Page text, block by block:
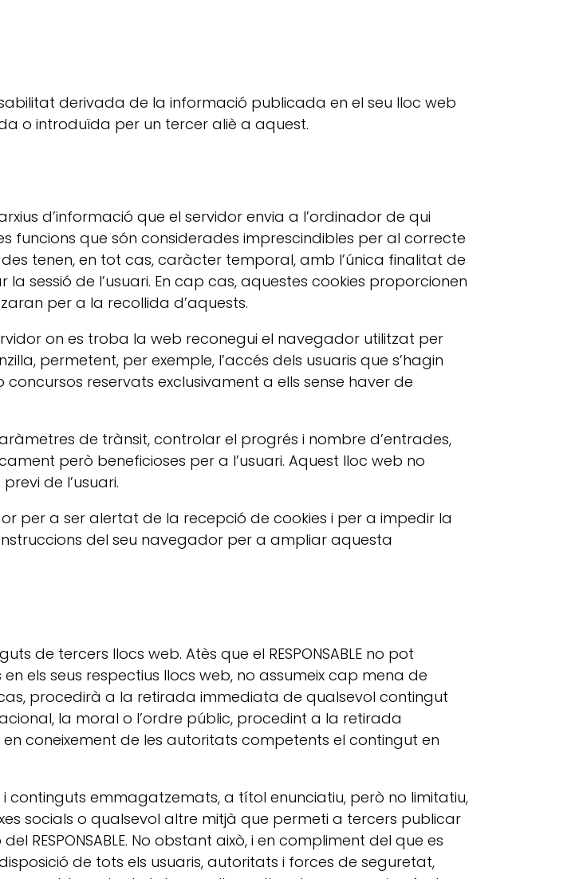
derivada de la informació publicada en el seu lloc web
o introduïda per un tercer aliè a aquest.
d’informació que el servidor envia a l’ordinador de qui
que són considerades imprescindibles per al correcte
tenen, en tot cas, caràcter temporal, amb l’única finalitat de
sessió de l’usuari. En cap cas, aquestes cookies proporcionen
per a la recollida d’aquests.
on es troba la web reconegui el navegador utilitzat per
permetent, per exemple, l’accés dels usuaris que s’hagin
reservats exclusivament a ells sense haver de
de trànsit, controlar el progrés i nombre d’entrades,
però beneficioses per a l’usuari. Aquest lloc web no
de l’usuari.
per a ser alertat de la recepció de cookies i per a impedir la
instruccions del seu navegador per a ampliar aquesta
de tercers llocs web. Atès que el RESPONSABLE no pot
els seus respectius llocs web, no assumeix cap mena de
procedirà a la retirada immediata de qualsevol contingut
la moral o l’ordre públic, procedint a la retirada
coneixement de les autoritats competents el contingut en
i continguts emmagatzemats, a títol enunciatiu, però no limitatiu,
socials o qualsevol altre mitjà que permeti a tercers publicar
No obstant això, i en compliment del que es
disposició de tots els usuaris, autoritats i forces de seguretat,